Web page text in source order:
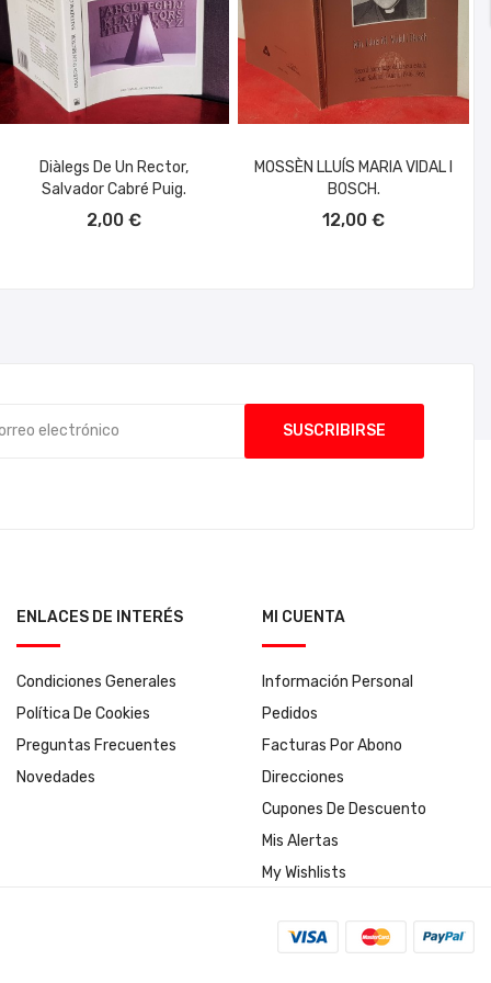
Diàlegs De Un Rector,
Salvador Cabré Puig.
2,00 €
AÑADIR AL CARRITO
MOSSÈN LLUÍS MARIA VIDAL I
BOSCH.
12,00 €
ENLACES DE INTERÉS
Condiciones Generales
Política De Cookies
Preguntas Frecuentes
Novedades
MI CUENTA
Información Personal
Pedidos
Facturas Por Abono
Direcciones
Cupones De Descuento
Mis Alertas
My Wishlists